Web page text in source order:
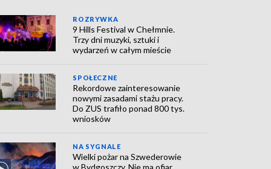
ROZRYWKA
9 Hills Festival w Chełmnie.
Trzy dni muzyki, sztuki i
wydarzeń w całym mieście
SPOŁECZNE
Rekordowe zainteresowanie
nowymi zasadami stażu pracy.
Do ZUS trafiło ponad 800 tys.
wniosków
NA SYGNALE
Wielki pożar na Szwederowie
w Bydgoszczy. Nie ma ofiar